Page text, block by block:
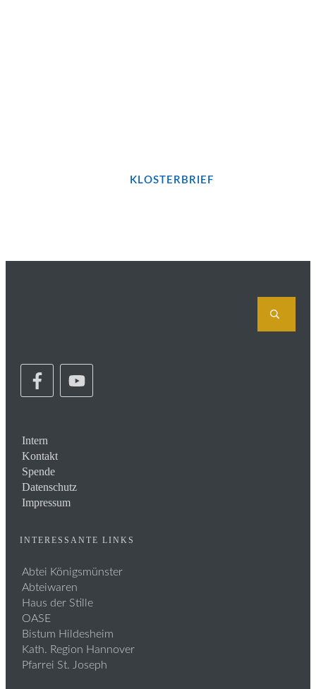
KLOSTERBRIEF
Intern
Kontakt
Spende
Datenschutz
Impressum
INTERESSANTE LINKS
Abtei Königsmünster
Abteiwaren
Haus der Stille
OASE
Bistum Hildesheim
Kath. Region Hannover
Pfarrei St. Joseph